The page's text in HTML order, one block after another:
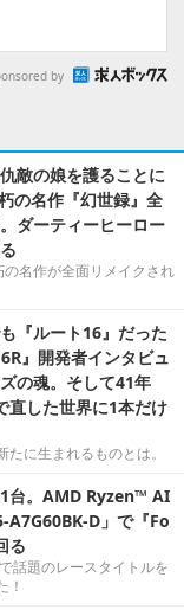
by
敵の娘を護ることに
の名作『幻世録』全
ダーティーヒーロー
名作が全面リメイクされ
『ルート16』だった
』開発者インタビュ
の魂。そして41年
直した世界に1本だけ
に生まれるものとは。
台。AMD Ryzen™ AI
A7G60BK-D」で『Fo
る
話題のレースタイトルを
！